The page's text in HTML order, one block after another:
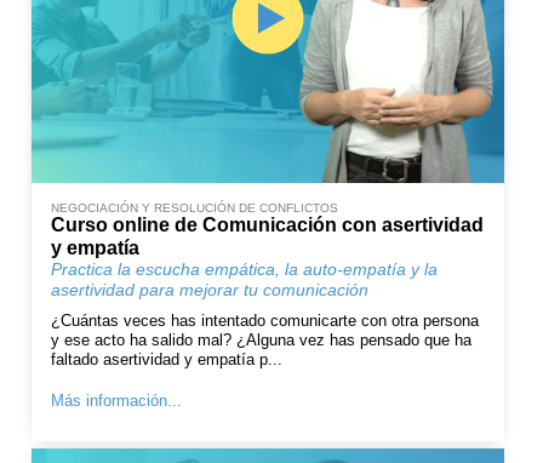
NEGOCIACIÓN Y RESOLUCIÓN DE CONFLICTOS
Curso online de Comunicación con asertividad
y empatía
Practica la escucha empática, la auto-empatía y la
asertividad para mejorar tu comunicación
¿Cuántas veces has intentado comunicarte con otra persona
y ese acto ha salido mal? ¿Alguna vez has pensado que ha
faltado asertividad y empatía p...
Más información...